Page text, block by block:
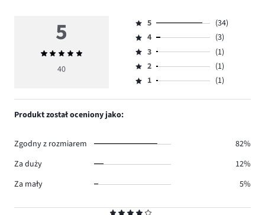
5
Średnia
ocena
40
Ocena
5,
ilość
głosów
34.
5
(34)
Ocena
4,
ilość
głosów
4
(3)
Ocena
3,
ilość
3
(1)
Ocena
2,
2
(1)
Ocena
1,
1 (1)
Produkt został oceniony jako:
Zgodny z rozmiarem
82%
Za duży
12%
Za mały
5%